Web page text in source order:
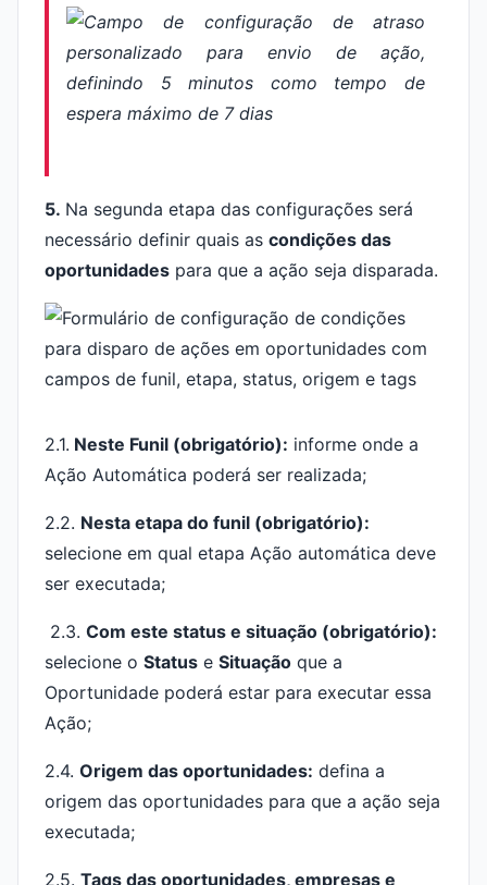
5. Na segunda etapa das configurações será
necessário definir quais as condições das
oportunidades para que a ação seja disparada.
2.1. Neste Funil (obrigatório): informe onde a
Ação Automática poderá ser realizada;
2.2. Nesta etapa do funil (obrigatório):
selecione em qual etapa Ação automática deve
ser executada;
2.3. Com este status e situação (obrigatório):
selecione o Status e Situação que a
Oportunidade poderá estar para executar essa
Ação;
2.4. Origem das oportunidades: defina a
origem das oportunidades para que a ação seja
executada;
2.5. Tags das oportunidades, empresas e